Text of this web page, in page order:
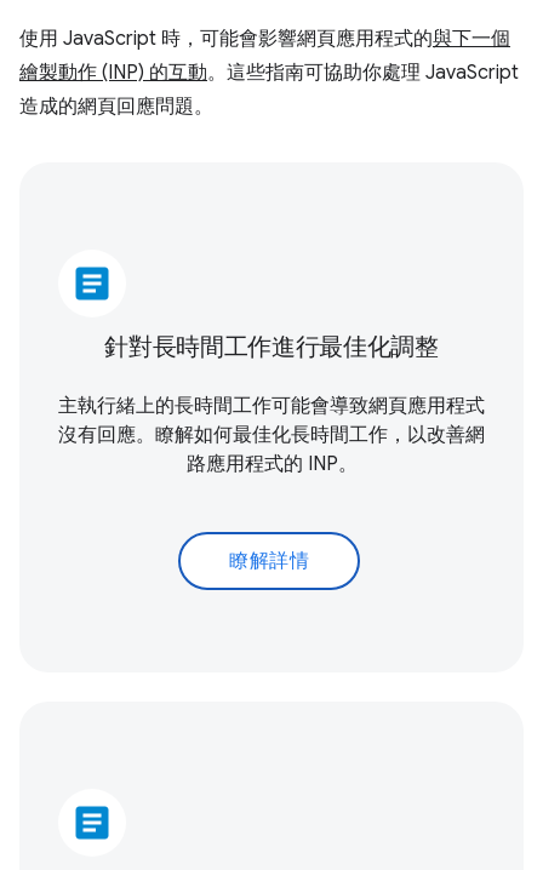
使用 JavaScript 時，可能會影響網頁應用程式的與下一個
繪製動作 (INP) 的互動。這些指南可協助你處理 JavaScript
造成的網頁回應問題。
article
針對長時間工作進行最佳化調整
主執行緒上的長時間工作可能會導致網頁應用程式
沒有回應。瞭解如何最佳化長時間工作，以改善網
路應用程式的 INP。
瞭解詳情
article